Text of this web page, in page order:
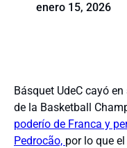
enero 15, 2026
Básquet UdeC cayó
de la Basketball
poderío de Franca y
Pedrocão, por lo que